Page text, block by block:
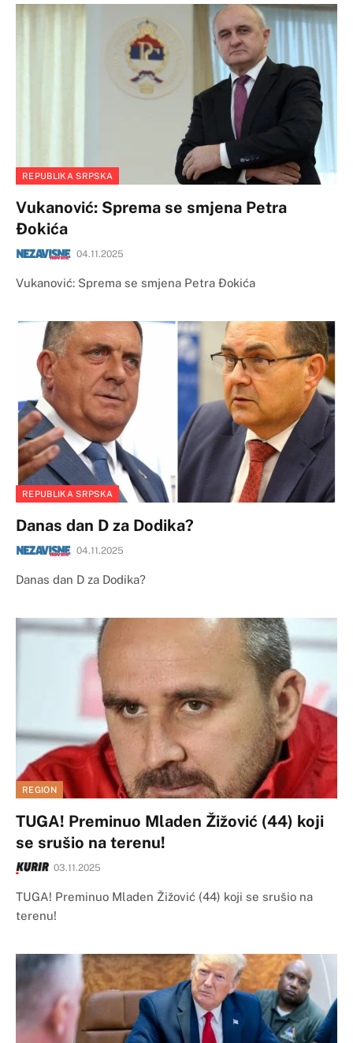
REPUBLIKA SRPSKA
Vukanović: Sprema se smjena Petra
Đokića
04.11.2025
Vukanović: Sprema se smjena Petra Đokića
REPUBLIKA SRPSKA
Danas dan D za Dodika?
04.11.2025
Danas dan D za Dodika?
REGION
TUGA! Preminuo Mladen Žižović (44) koji
se srušio na terenu!
03.11.2025
TUGA! Preminuo Mladen Žižović (44) koji se srušio na
terenu!